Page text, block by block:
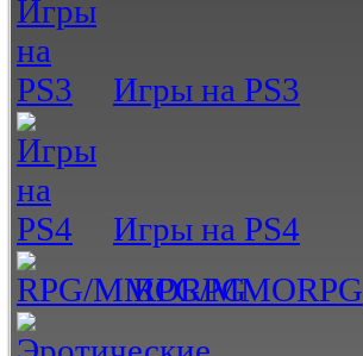
Игры на PS3
Игры на PS4
RPG/MMORPG